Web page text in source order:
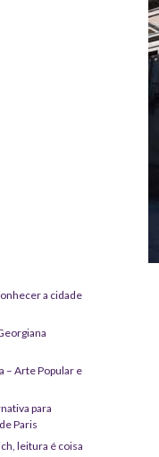
a cidade
– Arte Popular e
para
Paris
leitura é coisa